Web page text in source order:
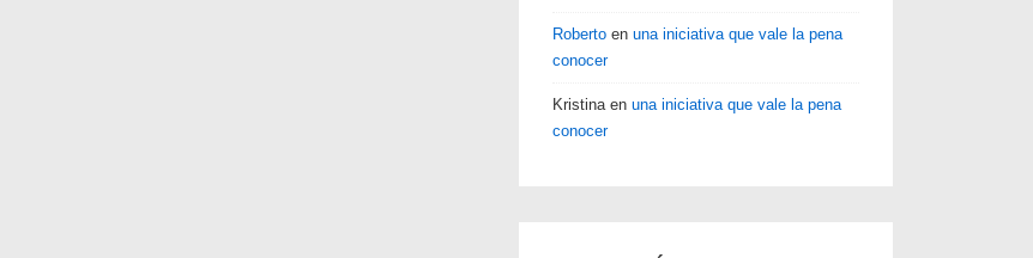
Roberto en una iniciativa que vale la pena
conocer
Kristina en una iniciativa que vale la pena
conocer